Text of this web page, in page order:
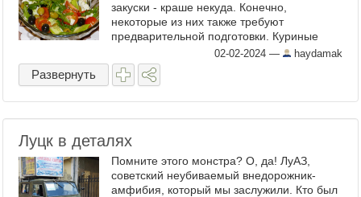
закуски - краше некуда. Конечно,
некоторые из них также требуют
предварительной подготовки. Куриные
желудки на салат с горошком и огурцами
предварительно нужно ...
02-02-2024 — haydamak
Развернуть
Луцк в деталях
Помните этого монстра? О, да! ЛуАЗ,
советский неубиваемый внедорожник-
амфибия, который мы заслужили. Кто был